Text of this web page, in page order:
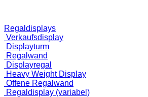
Regaldisplays
Verkaufsdisplay
Displayturm
Regalwand
Displayregal
Heavy Weight Display
Offene Regalwand
Regaldisplay (variabel)